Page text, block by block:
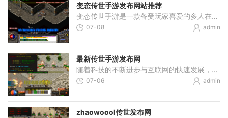
变态传世手游发布网站推荐
变态传世手游是一款备受玩家喜爱的多人在线角色扮演游戏，近期推出了全新的官方网站。在这个网站上，你可以找到关于游戏的最新资讯、攻略指南、玩家交流等各种内容。今天我就
07-08 admin
最新传世手游发布网
随着科技的不断进步与互联网的快速发展，手游行业正在迅速崛起。为了满足玩家们对于精彩游戏的需求，越来越多的传世手游得以问世。在这个不断涌现着新游戏的时代，最新传世手
07-06 admin
zhaowoool传世发布网